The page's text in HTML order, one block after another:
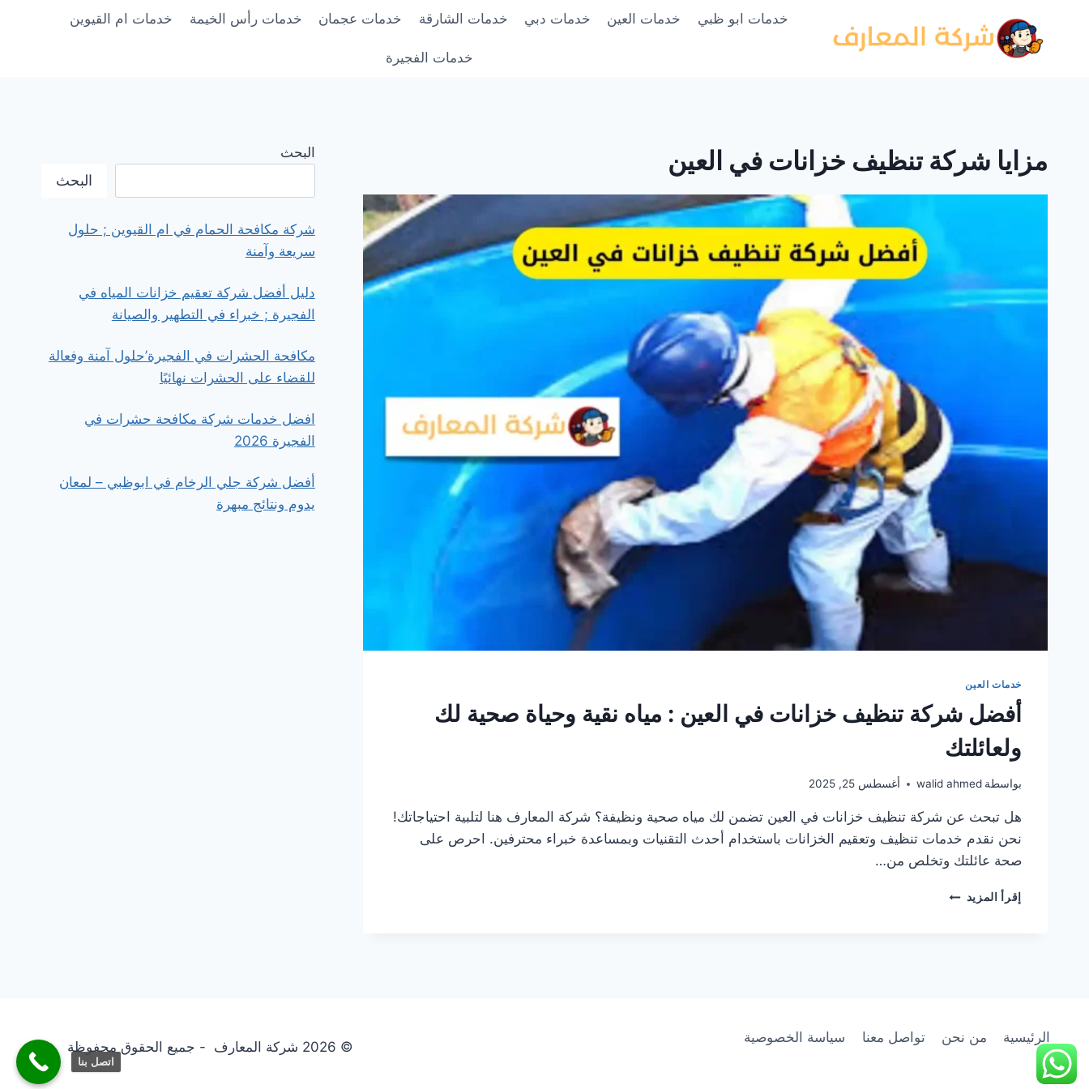
خدمات ابو ظبي خدمات العين خدمات دبي خدمات الشارقة خدمات عجمان خدمات رأس الخيمة خدمات ام القيوين
خدمات الفجيرة
مزايا شركة تنظيف خزانات في العين
خدمات العين
أفضل شركة تنظيف خزانات في العين : مياه نقية وحياة صحية لك
ولعائلتك
بواسطة walid ahmed أغسطس 25, 2025
هل تبحث عن شركة تنظيف خزانات في العين تضمن لك مياه صحية ونظيفة؟ شركة المعارف هنا لتلبية احتياجاتك!
نحن نقدم خدمات تنظيف وتعقيم الخزانات باستخدام أحدث التقنيات وبمساعدة خبراء محترفين. احرص على
صحة عائلتك وتخلص من…
إقرأ المزيد أفضل
وحياة
البحث
البحث
شركة مكافحة الحمام في ام القيوين ; حلول
سريعة وآمنة
دليل أفضل شركة تعقيم خزانات المياه في
الفجيرة ; خبراء في التطهير والصيانة
مكافحة الحشرات في الفجيرة’حلول آمنة وفعالة
للقضاء على الحشرات نهائيًا
افضل خدمات شركة مكافحة حشرات في
الفجيرة 2026
أفضل شركة جلي الرخام في ابوظبي – لمعان
يدوم ونتائج مبهرة
الرئيسية من نحن تواصل معنا سياسة الخصوصية
© 2026 شركة المعارف - جميع الحقوق محفوظة
اتصل بنا